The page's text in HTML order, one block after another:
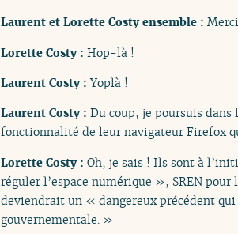
Laurent et Lorette Costy ensemble :
Lorette Costy : Hop-là !
Laurent Costy :Yoplà !
Laurent Costy : Du coup, je poursuis
fonctionnalité de leur navigateur Firefox
Lorette Costy : Oh, je sais ! Ils sont à
réguler l’espace numérique », SREN
deviendrait un « dangereux précédent
gouvernementale. »